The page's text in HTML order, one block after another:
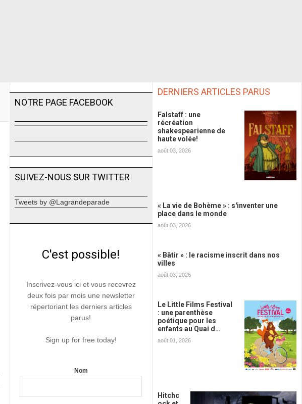
NOTRE PAGE FACEBOOK
SUIVEZ-NOUS SUR TWITTER
Tweets by @Lagrandeparade
C'est possible!
Inscrivez-vous ici et vous recevrez
deux fois par mois une newsletter
répertoriant les derniers articles
parus!
Sign up for free today!
Nom
DERNIERS ARTICLES PARUS
Falstaff : une
récréation
shakespearienne de
haute volée!
août 03, 2026
« La vie de Bohème » : s'inventer une
place dans le monde
août 03, 2026
« Bâtir » : le racisme inscrit dans nos
villes
août 03, 2026
Le Little Films Festival
: une parenthèse
poétique pour les
enfants au Quai d…
août 01, 2026
Hitchc